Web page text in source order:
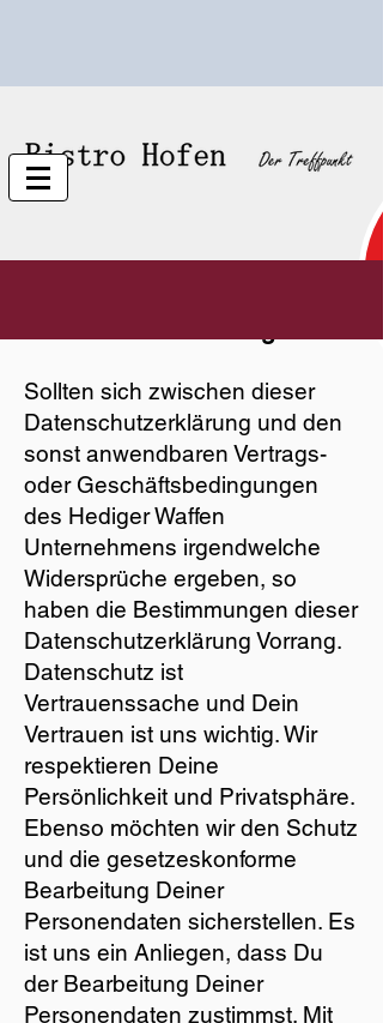
Sollten sich zwischen dieser
Datenschutzerklärung und den
sonst anwendbaren Vertrags-
oder Geschäftsbedingungen
des Hediger Waffen
Unternehmens irgendwelche
Widersprüche ergeben, so
haben die Bestimmungen dieser
Datenschutzerklärung Vorrang.
Datenschutz ist
Vertrauenssache und Dein
Vertrauen ist uns wichtig. Wir
respektieren Deine
Persönlichkeit und Privatsphäre.
Ebenso möchten wir den Schutz
und die gesetzeskonforme
Bearbeitung Deiner
Personendaten sicherstellen. Es
ist uns ein Anliegen, dass Du
der Bearbeitung Deiner
Personendaten zustimmst. Mit